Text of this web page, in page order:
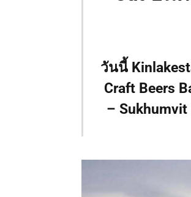
วันนี้
Craft Beers
–